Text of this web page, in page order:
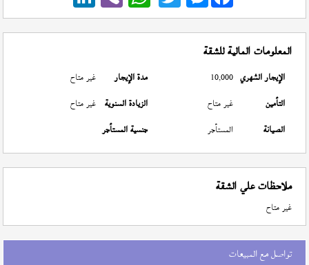
المعلومات المالية للشقة
الإيجار الشهري 10,000 مدة الإيجار
غير متاح
التأمين
غير متاح الزيادة السنوية غير متاح
الصيانة
المستأجر جنسية المستأجر
ملاحظات علي الشقة
غير متاح
تواصل مع المبيعات